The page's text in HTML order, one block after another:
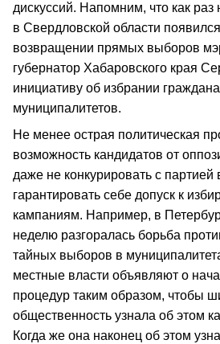
дискуссий. Напомним, что как
в Свердловской области
возвращении прямых выборов
губернатор Хабаровского края
инициативу об избрании
муниципалитетов.
Не менее острая политическая
возможность кандидатов от
даже не конкурировать с партией
гарантировать себе допуск к
кампаниям. Например, в
неделю разгоралась борьба
тайных выборов в
местные власти объявляют о
процедур таким образом, чтобы
общественность узнала об этом
Когда же она наконец об этом